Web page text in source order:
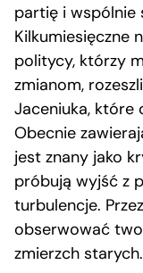
partię i
Kilkumiesięczne
politycy, którzy
zmianom,
Jaceniuka, które
Obecnie
jest znany jako
próbują wyjść z
turbulencje.
obserwować
zmierzch starych.